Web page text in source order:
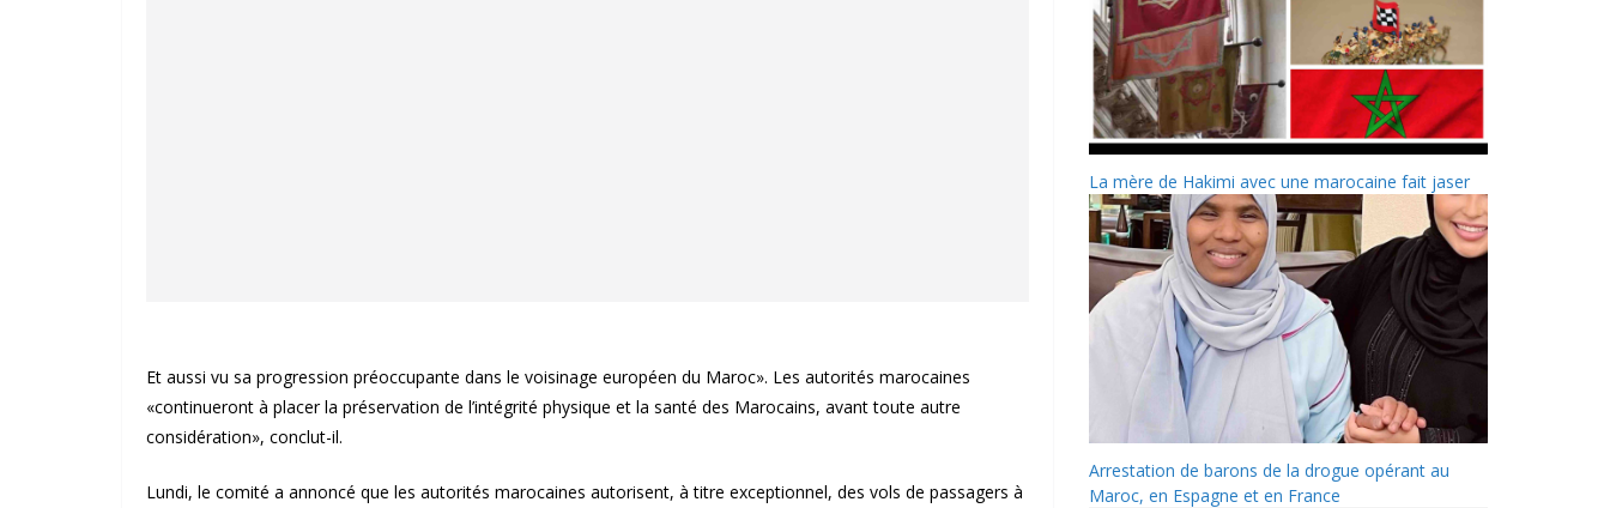
Et aussi vu sa progression préoccupante dans le voisinage européen du Maroc». Les autorités marocaines
«continueront à placer la préservation de l’intégrité physique et la santé des Marocains, avant toute autre
considération», conclut-il.
Lundi, le comité a annoncé que les autorités marocaines autorisent, à titre exceptionnel, des vols de passagers à
La mère de Hakimi avec une marocaine fait jaser
Arrestation de barons de la drogue opérant au
Maroc, en Espagne et en France